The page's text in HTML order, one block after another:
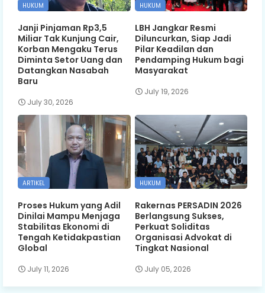
HUKUM
Janji Pinjaman Rp3,5
Miliar Tak Kunjung Cair,
Korban Mengaku Terus
Diminta Setor Uang dan
Datangkan Nasabah
Baru
July 30, 2026
HUKUM
LBH Jangkar Resmi
Diluncurkan, Siap Jadi
Pilar Keadilan dan
Pendamping Hukum bagi
Masyarakat
July 19, 2026
ARTIKEL
Proses Hukum yang Adil
Dinilai Mampu Menjaga
Stabilitas Ekonomi di
Tengah Ketidakpastian
Global
July 11, 2026
HUKUM
Rakernas PERSADIN 2026
Berlangsung Sukses,
Perkuat Soliditas
Organisasi Advokat di
Tingkat Nasional
July 05, 2026